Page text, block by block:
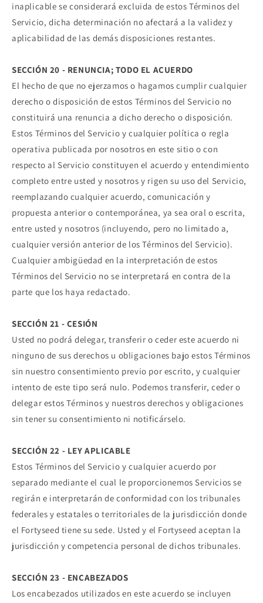
inaplicable se considerará excluida de estos Términos del
Servicio, dicha determinación no afectará a la validez y
aplicabilidad de las demás disposiciones restantes.
SECCIÓN 20 - RENUNCIA; TODO EL ACUERDO
El hecho de que no ejerzamos o hagamos cumplir cualquier
derecho o disposición de estos Términos del Servicio no
constituirá una renuncia a dicho derecho o disposición.
Estos Términos del Servicio y cualquier política o regla
operativa publicada por nosotros en este sitio o con
respecto al Servicio constituyen el acuerdo y entendimiento
completo entre usted y nosotros y rigen su uso del Servicio,
reemplazando cualquier acuerdo, comunicación y
propuesta anterior o contemporánea, ya sea oral o escrita,
entre usted y nosotros (incluyendo, pero no limitado a,
cualquier versión anterior de los Términos del Servicio).
Cualquier ambigüedad en la interpretación de estos
Términos del Servicio no se interpretará en contra de la
parte que los haya redactado.
SECCIÓN 21 - CESIÓN
Usted no podrá delegar, transferir o ceder este acuerdo ni
ninguno de sus derechos u obligaciones bajo estos Términos
sin nuestro consentimiento previo por escrito, y cualquier
intento de este tipo será nulo. Podemos transferir, ceder o
delegar estos Términos y nuestros derechos y obligaciones
sin tener su consentimiento ni notificárselo.
SECCIÓN 22 - LEY APLICABLE
Estos Términos del Servicio y cualquier acuerdo por
separado mediante el cual le proporcionemos Servicios se
regirán e interpretarán de conformidad con los tribunales
federales y estatales o territoriales de la jurisdicción donde
el Fortyseed tiene su sede. Usted y el Fortyseed aceptan la
jurisdicción y competencia personal de dichos tribunales.
SECCIÓN 23 - ENCABEZADOS
Los encabezados utilizados en este acuerdo se incluyen